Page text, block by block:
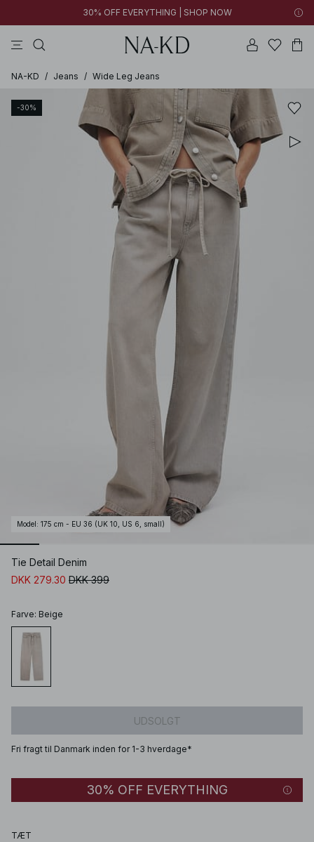
30% OFF EVERYTHING | SHOP NOW
NA-KD / Jeans / Wide Leg Jeans
-30%
Model : 175 cm - EU 36 (UK 10, US 6, small)
Tie Detail Denim
DKK 279.30 DKK 399
Farve: Beige
UDSOLGT
Fri fragt til Danmark inden for 1-3 hverdage*
30% OFF EVERYTHING
TÆT